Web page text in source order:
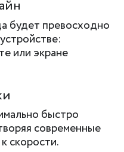
будет превосходно
или экране
быстро
современные
скорости.